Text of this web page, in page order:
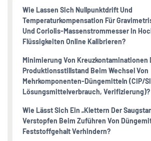
Wie Lassen Sich Nullpunktdrift Und
Temperaturkompensation Für
Und Coriolis-Massenstrommesser In
Flüssigkeiten Online Kalibrieren?
Minimierung Von Kreuzkontaminationen
Produktionsstillstand Beim Wechsel Von
Mehrkomponenten-Düngemitteln (CIP/
Lösungsmittelverbrauch, Verifizierung)?
Wie Lässt Sich Ein „Klettern Der
Verstopfen Beim Zuführen Von
Feststoffgehalt Verhindern?